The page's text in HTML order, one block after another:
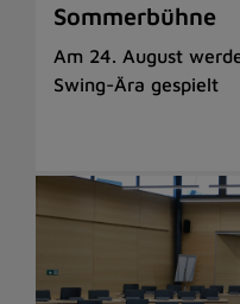
Sommerbühne
Am 24. August
Swing-Ära gespielt